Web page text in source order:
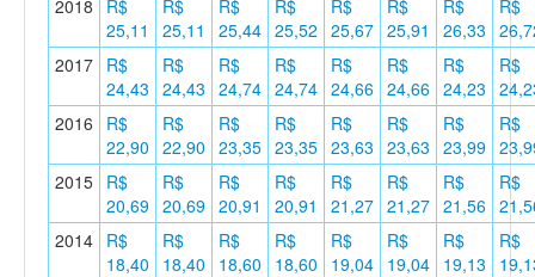
2018
R$
25,11
R$
25,11
R$
25,44
R$
25,52
R$
25,67
R$
25,91
R$
26,33
R$
2017 R$
24,43
R$
24,43
R$
24,74
R$
24,74
R$
24,66
R$
24,66
R$
24,23
R$
2016
R$
22,90
R$
22,90
R$
23,35
R$
23,35
R$
23,63
R$
23,63
R$
23,99
R$
2015 R$
20,69
R$
20,69
R$
20,91
R$
20,91
R$
21,27
R$
21,27
R$
21,56
R$
2014 R$
18,40
R$
18,40
R$
18,60
R$
18,60
R$
19,04
R$
19,04
R$
19,13
R$